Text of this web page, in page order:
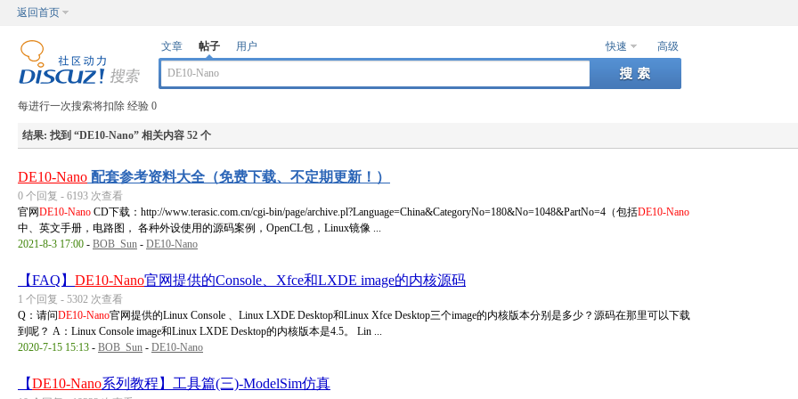
返回首页
快速 高级
文章 帖子 用户
每进行一次搜索将扣除 经验 0
结果: 找到 “DE10-Nano” 相关内容 52 个
DE10-Nano 配套参考资料大全（免费下载、不定期更新！）
0 个回复 - 6193 次查看
官网DE10-Nano CD下载：http://www.terasic.com.cn/cgi-bin/page/archive.pl?Language=China&CategoryNo=180&No=1048&PartNo=4（包括DE10-Nano
中、英文手册，电路图， 各种外设使用的源码案例，OpenCL包，Linux镜像 ...
2021-8-3 17:00 - BOB_Sun - DE10-Nano
【FAQ】 DE10-Nano官网提供的Console、Xfce和LXDE image的内核源码
1 个回复 - 5302 次查看
Q：请问DE10-Nano官网提供的Linux Console 、Linux LXDE Desktop和Linux Xfce Desktop三个image的内核版本分别是多少？源码在那里可以下载
到呢？ A：Linux Console image和Linux LXDE Desktop的内核版本是4.5。 Lin ...
2020-7-15 15:13 - BOB_Sun - DE10-Nano
【DE10-Nano系列教程】工具篇(三)-ModelSim仿真